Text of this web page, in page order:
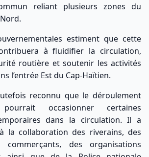
reliant plusieurs zones du
estiment que cette
à fluidifier la circulation,
routière et soutenir les activités
l’entrée Est du Cap-Haïtien.
reconnu que le déroulement
occasionner certaines
dans la circulation. Il a
la collaboration des riverains, des
commerçants, des organisations